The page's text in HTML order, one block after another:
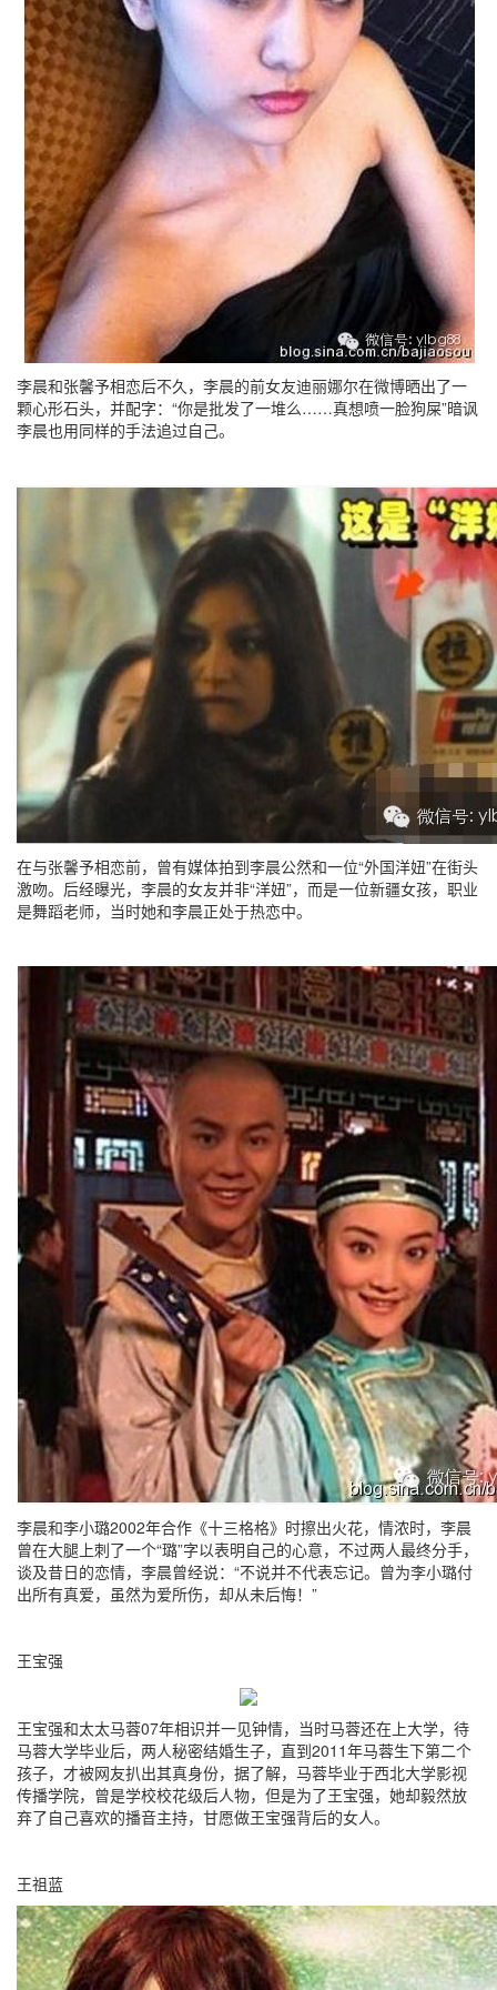
李晨和张馨予相恋后不久，李晨的前女友迪丽娜尔在微博晒出了一
颗心形石头，并配字：“你是批发了一堆么……真想喷一脸狗屎”暗讽
李晨也用同样的手法追过自己。
在与张馨予相恋前，曾有媒体拍到李晨公然和一位“外国洋妞”在街头
激吻。后经曝光，李晨的女友并非“洋妞”，而是一位新疆女孩，职业
是舞蹈老师，当时她和李晨正处于热恋中。
李晨和李小璐2002年合作《十三格格》时擦出火花，情浓时，李晨
曾在大腿上刺了一个“璐”字以表明自己的心意，不过两人最终分手，
谈及昔日的恋情，李晨曾经说：“不说并不代表忘记。曾为李小璐付
出所有真爱，虽然为爱所伤，却从未后悔！”
王宝强
王宝强和太太马蓉07年相识并一见钟情，当时马蓉还在上大学，待
马蓉大学毕业后，两人秘密结婚生子，直到2011年马蓉生下第二个
孩子，才被网友扒出其真身份，据了解，马蓉毕业于西北大学影视
传播学院，曾是学校校花级后人物，但是为了王宝强，她却毅然放
弃了自己喜欢的播音主持，甘愿做王宝强背后的女人。
王祖蓝